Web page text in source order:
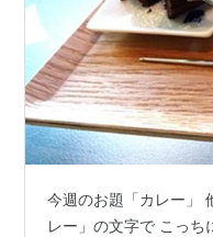
今週のお題「カレー」
レー」の文字で こっ